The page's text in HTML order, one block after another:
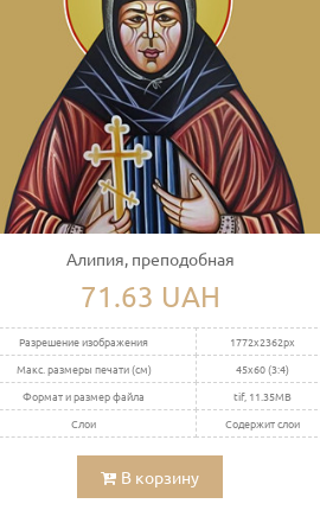
Алипия, преподобная
71.63 UAH
Разрешение изображения
1772x2362px
Макс. размеры печати (см)
45x60 (3:4)
Формат и размер файла
tif, 11.35MB
Слои
Содержит слои
В корзину